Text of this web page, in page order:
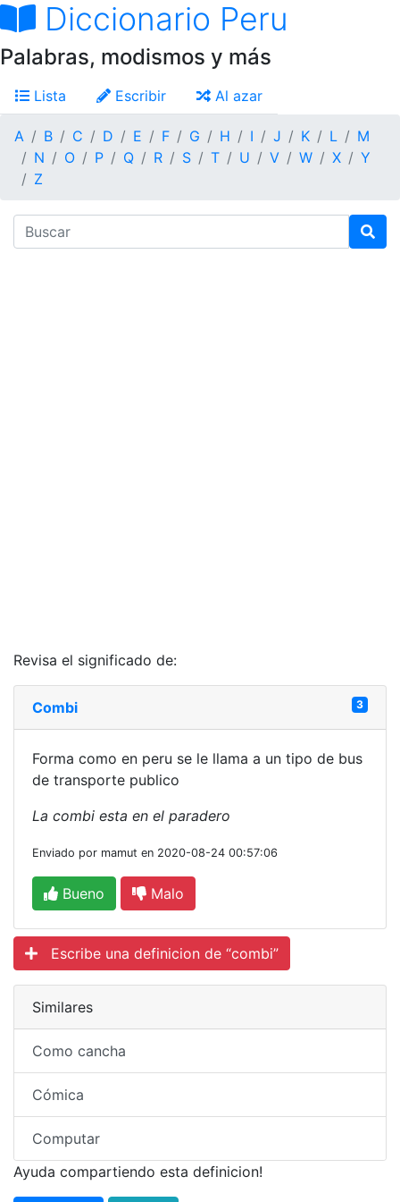
Diccionario Peru
Palabras, modismos y más
Lista Escribir Al azar
A B C D E F G H I J K L
M
N
O P Q R S T U V W X
Y
Z
Revisa el significado de:
Combi 3
Forma como en peru se le llama a un tipo de bus
de transporte publico
La combi esta en el paradero
Enviado por mamut en 2020-08-24 00:57:06
Bueno Malo
Escribe una definicion de “combi”
Similares
Como cancha
Cómica
Computar
Ayuda compartiendo esta definicion!